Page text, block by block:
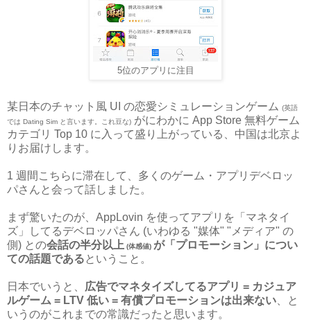
5位のアプリに注目
某日本のチャット風 UI の恋愛シミュレーションゲーム (英語
では Dating Sim と言います。これ豆な) がにわかに App Store 無料ゲーム
カテゴリ Top 10 に入って盛り上がっている、中国は北京よ
りお届けします。
1 週間こちらに滞在して、多くのゲーム・アプリデベロッ
パさんと会って話しました。
まず驚いたのが、AppLovin を使ってアプリを「マネタイ
ズ」してるデベロッパさん (いわゆる "媒体" "メディア" の
側) との会話の半分以上 (体感値) が「プロモーション」につい
ての話題である ということ。
日本でいうと、 広告でマネタイズしてるアプリ = カジュア
ルゲーム = LTV 低い = 有償プロモーションは出来ない 、と
いうのがこれまでの常識だったと思います。